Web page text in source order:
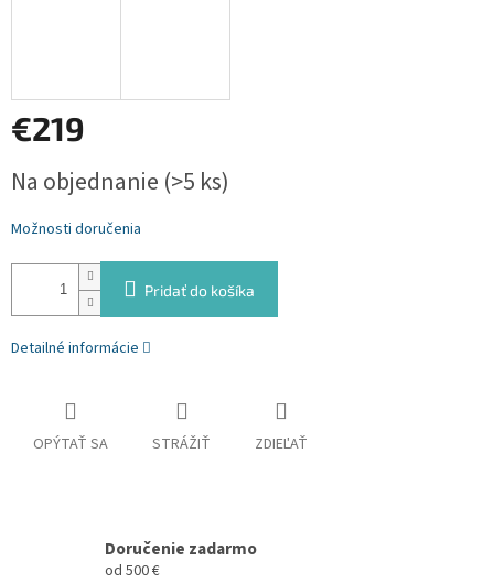
€219
cena:
Na objednanie (>5 ks)
Možnosti doručenia
Pridať do košíka
Detailné informácie
OPÝTAŤ SA STRÁŽIŤ ZDIEĽAŤ
Doručenie zadarmo
od 500 €